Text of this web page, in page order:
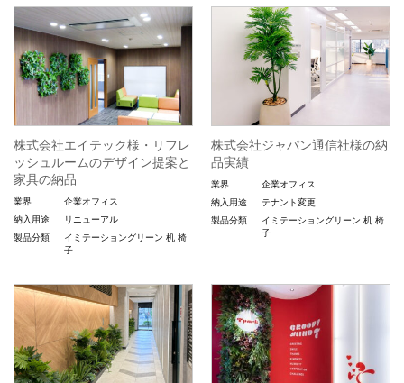
株式会社エイテック様・リフレ
ッシュルームのデザイン提案と
家具の納品
業界
企業オフィス
納入用途
リニューアル
製品分類
イミテーショングリーン 机 椅
子
株式会社ジャパン通信社様の納
品実績
業界
企業オフィス
納入用途
テナント変更
製品分類
イミテーショングリーン 机 椅
子